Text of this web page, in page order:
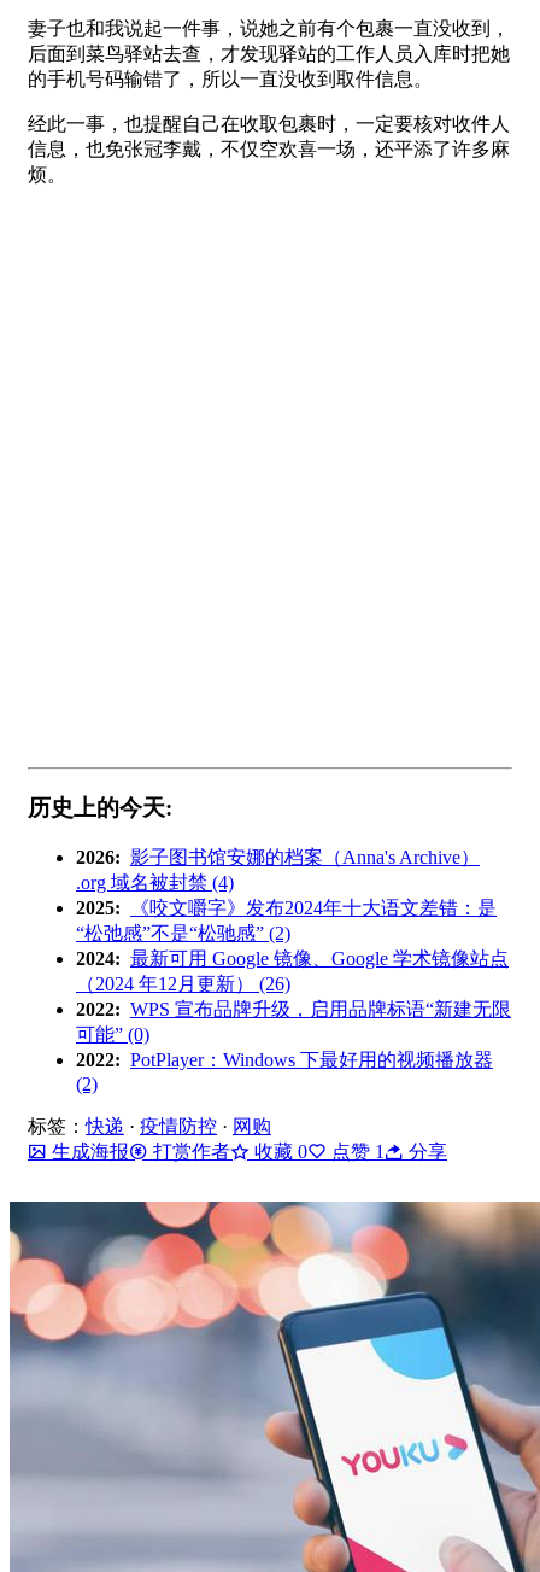
妻子也和我说起一件事，说她之前有个包裹一直没收到，
后面到菜鸟驿站去查，才发现驿站的工作人员入库时把她
的手机号码输错了，所以一直没收到取件信息。
经此一事，也提醒自己在收取包裹时，一定要核对收件人
信息，也免张冠李戴，不仅空欢喜一场，还平添了许多麻
烦。
历史上的今天:
2026: 影子图书馆安娜的档案（Anna's Archive）
.org 域名被封禁 (4)
2025:
《咬文嚼字》发布2024年十大语文差错：是
“松弛感”不是“松驰感” (2)
2024: 最新可用 Google 镜像、Google 学术镜像站点
（2024 年12月更新） (26)
2022: WPS 宣布品牌升级，启用品牌标语“新建无限
可能” (0)
2022: PotPlayer：Windows 下最好用的视频播放器
(2)
标签：快递 · 疫情防控 · 网购
生成海报
打赏作者 收藏 0 点赞 1 分享